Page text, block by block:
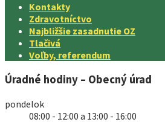
Kontakty
Zdravotníctvo
Najbližšie zasadnutie OZ
Tlačivá
Voľby, referendum
Úradné hodiny – Obecný úrad
pondelok
08:00 - 12:00 a 13:00 - 16:00